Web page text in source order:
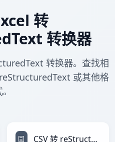
转
转换器
转换器。查找相
或其他格
CSV 转 reStructuredText